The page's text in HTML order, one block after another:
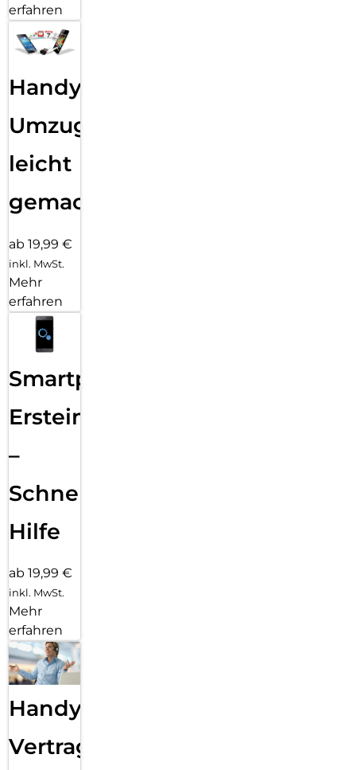
erfahren
Handy
Umzug
leicht
gemacht!
ab 19,99 €
inkl. MwSt.
Mehr
erfahren
Smartphone
Ersteinrichtung
–
Schnelle
Hilfe
ab 19,99 €
inkl. MwSt.
Mehr
erfahren
Handy
Vertragsabwicklung